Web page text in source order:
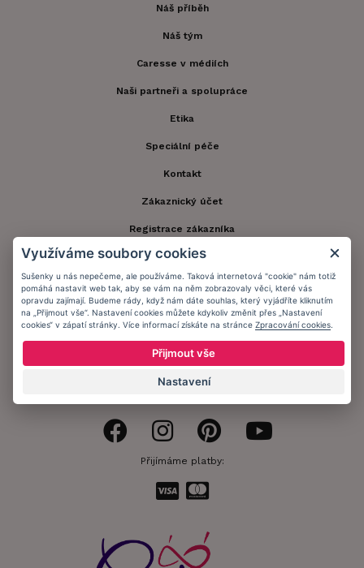
Náš příběh
Náš tým
Caresse v médiích
Naši partneři a spolupráce
Etika
Speciální péče
Kontakt
Zákaznický účet
Registrace zákazníka
Doprava a platba
Obchodní podmínky
Ochrana osobních údajů
Informační memorandum
Zůstaňte s námi v kontaktu.
Přijímáme platby:
Využíváme soubory cookies
Sušenky u nás nepečeme, ale používáme. Taková internetová "cookie" nám totiž
pomáhá nastavit web tak, aby se vám na něm zobrazovaly věci, které vás
opravdu zajímají. Budeme rády, když nám dáte souhlas, který vyjádříte kliknutím
na „Přijmout vše“. Nastavení cookies můžete kdykoliv změnit přes „Nastavení
cookies“ v zápatí stránky. Více informací získáte na stránce Zpracování cookies.
Přijmout vše
Nastavení